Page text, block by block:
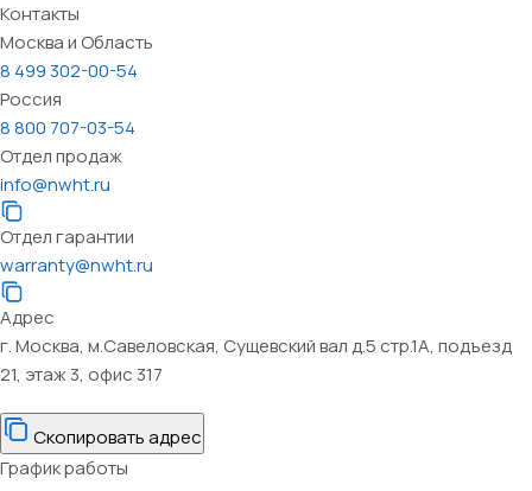
Контакты
Москва и Область
8 499 302-00-54
Россия
8 800 707-03-54
Отдел продаж
info@nwht.ru
Отдел гарантии
warranty@nwht.ru
Адрес
г. Москва, м.Савеловская, Сущевский вал д.5 стр.1А, подъезд
21, этаж 3, офис 317
Скопировать адрес
График работы